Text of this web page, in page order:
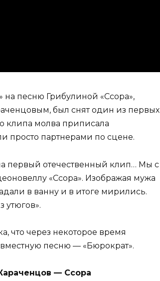
на песню Грибулиной «Ссора»,
был снят один из первых
клипа молва приписала
просто партнерами по сцене.
первый отечественный клип… Мы с
«Ссора». Изображая мужа
в ванну и в итоге мирились.
утюгов».
что через некоторое время
песню — «Бюрократ».
— Ссора